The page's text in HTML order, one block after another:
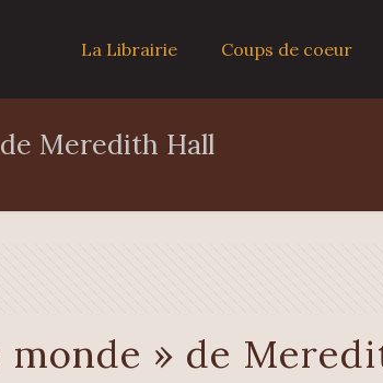
La Librairie Coups de coeur
Meredith Hall
monde » de